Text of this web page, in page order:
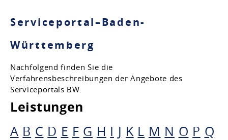
Serviceportal–Baden-
Württemberg
Nachfolgend finden Sie die
Verfahrensbeschreibungen der Angebote des
Serviceportals BW.
Leistungen
A B C D E F G H I J K L M N O P Q